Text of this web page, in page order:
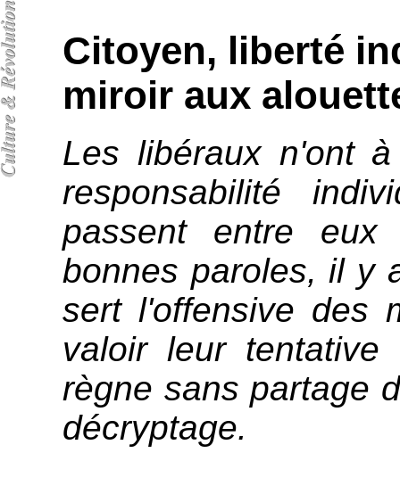
Citoyen, liberté
miroir aux
Les libéraux n'ont
responsabilité
passent entre eux
bonnes paroles, il y
sert l'offensive des
valoir leur
règne sans partage
décryptage.